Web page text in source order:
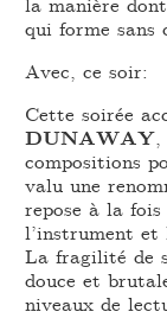
qui forme sans
Avec, ce soir:
Cette soirée
DUNAWAY,
compositions
valu une
repose à la
l’instrument et
La fragilité de
douce et
niveaux de